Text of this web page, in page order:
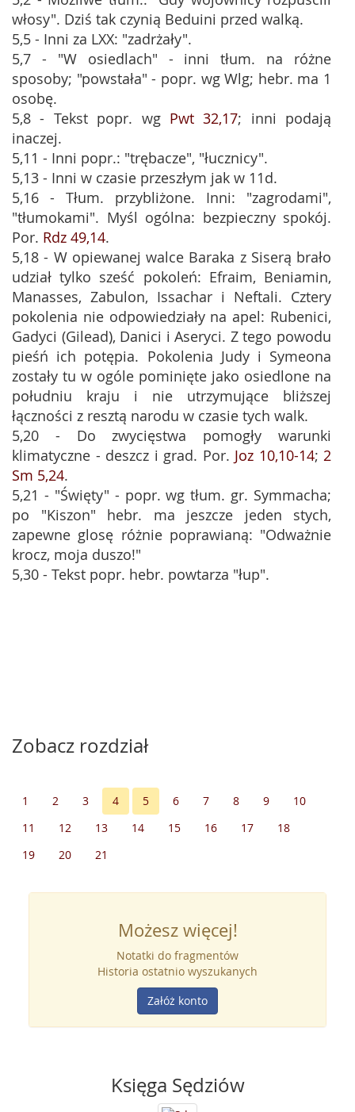
włosy". Dziś tak czynią Beduini przed walką.
5,5 - Inni za LXX: "zadrżały".
5,7 - "W osiedlach" - inni tłum. na różne
sposoby; "powstała" - popr. wg Wlg; hebr. ma 1
osobę.
5,8 - Tekst popr. wg Pwt 32,17; inni podają
inaczej.
5,11 - Inni popr.: "trębacze", "łucznicy".
5,13 - Inni w czasie przeszłym jak w 11d.
5,16 - Tłum. przybliżone. Inni: "zagrodami",
"tłumokami". Myśl ogólna: bezpieczny spokój.
Por. Rdz 49,14.
5,18 - W opiewanej walce Baraka z Siserą brało
udział tylko sześć pokoleń: Efraim, Beniamin,
Manasses, Zabulon, Issachar i Neftali. Cztery
pokolenia nie odpowiedziały na apel: Rubenici,
Gadyci (Gilead), Danici i Aseryci. Z tego powodu
pieśń ich potępia. Pokolenia Judy i Symeona
zostały tu w ogóle pominięte jako osiedlone na
południu kraju i nie utrzymujące bliższej
łączności z resztą narodu w czasie tych walk.
5,20 - Do zwycięstwa pomogły warunki
klimatyczne - deszcz i grad. Por. Joz 10,10-14; 2
Sm 5,24.
5,21 - "Święty" - popr. wg tłum. gr. Symmacha;
po "Kiszon" hebr. ma jeszcze jeden stych,
zapewne glosę różnie poprawianą: "Odważnie
krocz, moja duszo!"
5,30 - Tekst popr. hebr. powtarza "łup".
Zobacz rozdział
1 2 3 4 5 6 7 8 9
10
11
12 13 14 15 16 17
18
19
20 21
Możesz więcej!
Notatki do fragmentów
Historia ostatnio wyszukanych
Załóż konto
Księga Sędziów